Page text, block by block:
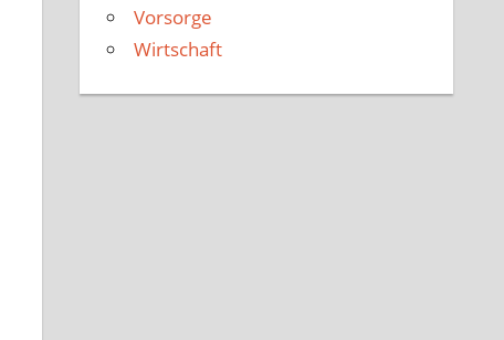
Vorsorge
Wirtschaft